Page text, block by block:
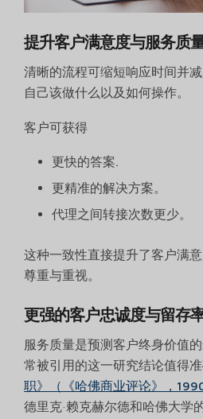
提升客户满意度与服务质
清晰的流程可缩短响应时间并
自己该做什么以及如何操作。
客户可获得
更快的答案.
更精准的解决方案。
代理之间转接次数更少。
这种一致性直接提升了客户满
尊重与重视。
更强的客户忠诚度与留存
服务质量是预测客户终身价值
常被引用的这一研究结论值得
职》（《哈佛商业评论》，
德里克·赖克赫尔德和哈佛大学